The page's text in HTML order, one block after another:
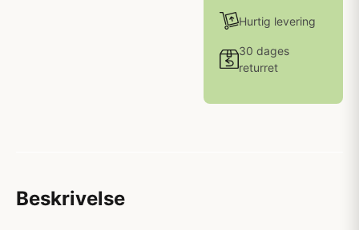
Hurtig levering
30 dages
returret
Beskrivelse